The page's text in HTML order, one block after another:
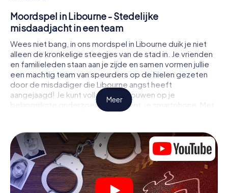
Moordspel in Libourne - Stedelijke
misdaadjacht in een team
Wees niet bang, in ons mordspel in Libourne duik je niet
alleen de kronkelige steegjes van de stad in. Je vrienden
en familieleden staan aan je zijde en samen vormen jullie
een machtig team van speurders op de hielen gezeten
door de misdadiger die Libourne angst heeft
aangejaagd! Je kunt volledig vertrouwen op je
belangrijkste onderzoeksinstrument, je smartphone. Met
behulp van GPS navigatie leidt het je op je zoektocht naar
plaatsen in Libourne die met het misdrijf te maken
hebben, en tenslotte naar de moordenaar. Op elke
locatie los je lastige puzzels op en kom je steeds dichter
bij de oplossing van de zaak. In tegenstelling tot een
klassiek moorddiner in Libourne bepaal je zelf de
gebeurtenissen, beweeg je je in de frisse lucht en
Meer